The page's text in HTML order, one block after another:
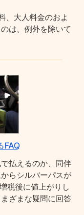
、大人料金のおよ
は、例外を除いて
FAQ
払えるのか、同伴
らシルバーパスが
税後に値上がりし
ざまな疑問に回答